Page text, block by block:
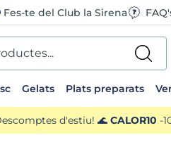
Fes-te del Club la Sirena
Gelats Plats preparats
d'estiu! 🌊 CALOR10 -